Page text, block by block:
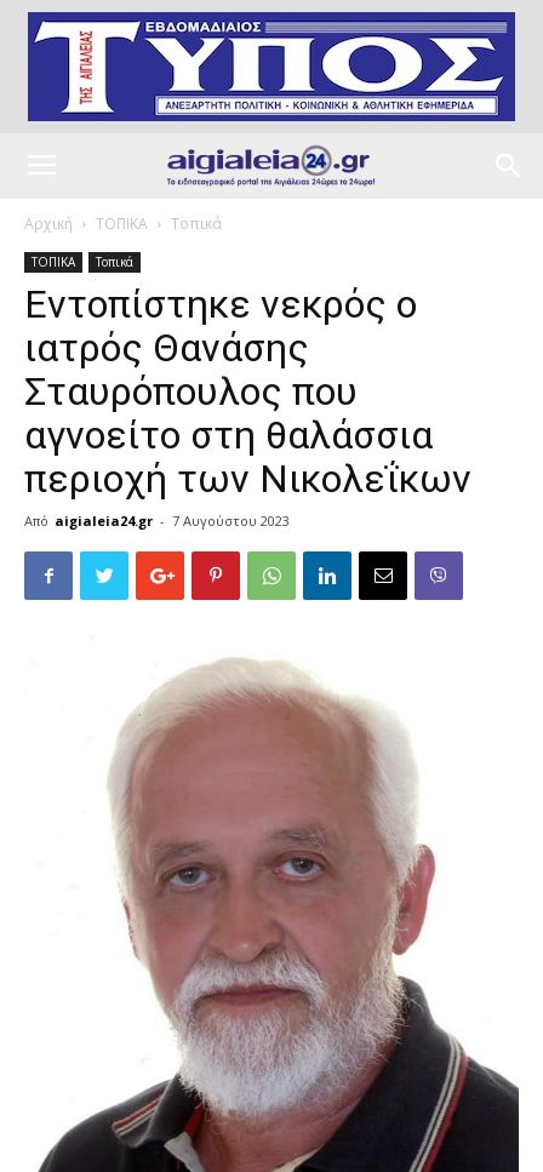
Αρχική ΤΟΠΙΚΑ Τοπικά
ΤΟΠΙΚΑ Τοπικά
Εντοπίστηκε νεκρός ο
ιατρός Θανάσης
Σταυρόπουλος που
αγνοείτο στη θαλάσσια
περιοχή των Νικολεΐκων
Από aigialeia24.gr - 7 Αυγούστου 2023